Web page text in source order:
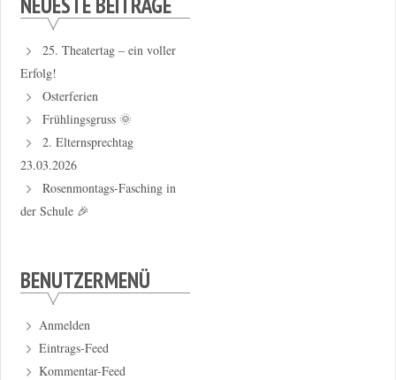
25. Theatertag – ein voller
Erfolg!
Osterferien
Frühlingsgruss 🌞
2. Elternsprechtag
23.03.2026
Rosenmontags-Fasching in
der Schule 🎉
BENUTZERMENÜ
Anmelden
Eintrags-Feed
Kommentar-Feed